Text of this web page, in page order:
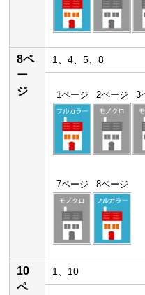
8ペ
ー
ジ
1、4、5、8
1ページ 2ページ 3
7ページ 8ページ
10
ペ
1、10